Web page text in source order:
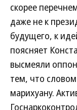
скорее
даже не к
будущего, к
поясняет
высмеяли
тем, что
марихуану.